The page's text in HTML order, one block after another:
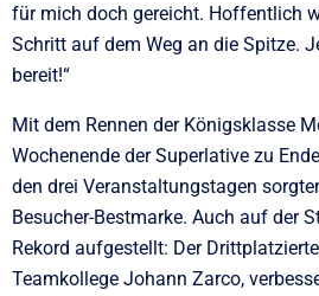
für mich doch gereicht. Hoffentlich
Schritt auf dem Weg an die Spitze.
bereit!“
Mit dem Rennen der Königsklasse
Wochenende der Superlative zu
den drei Veranstaltungstagen
Besucher-Bestmarke. Auch auf der
Rekord aufgestellt: Der
Teamkollege Johann Zarco,